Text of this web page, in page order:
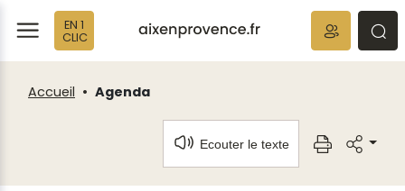
EN 1
CLIC
Accueil Agenda
Ecouter le texte
Fenêtre
de
chat
Panneau de gestion des cookies